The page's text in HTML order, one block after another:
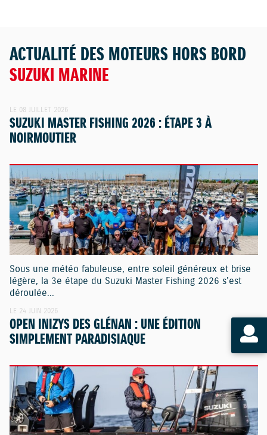
ACTUALITÉ DES MOTEURS HORS BORD
SUZUKI MARINE
LE 08 JUILLET 2026
SUZUKI MASTER FISHING 2026 : ÉTAPE 3 À
NOIRMOUTIER
Sous une météo fabuleuse, entre soleil généreux et brise
légère, la 3e étape du Suzuki Master Fishing 2026 s'est
déroulée...
LE 24 JUIN 2026
OPEN INIZYS DES GLÉNAN : UNE ÉDITION
SIMPLEMENT PARADISIAQUE